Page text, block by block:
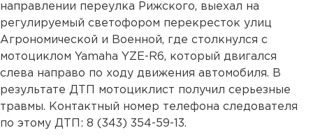
направлении переулка Рижского, выехал на
регулируемый светофором перекресток улиц
Агрономической и Военной, где столкнулся с
мотоциклом Yamaha YZE-R6, который двигался
слева направо по ходу движения автомобиля. В
результате ДТП мотоциклист получил серьезные
травмы. Контактный номер телефона следователя
по этому ДТП: 8 (343) 354-59-13.